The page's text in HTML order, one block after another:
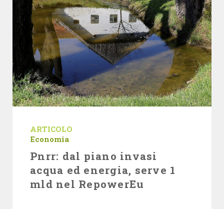
ARTICOLO
Economia
Pnrr: dal piano invasi
acqua ed energia, serve 1
mld nel RepowerEu